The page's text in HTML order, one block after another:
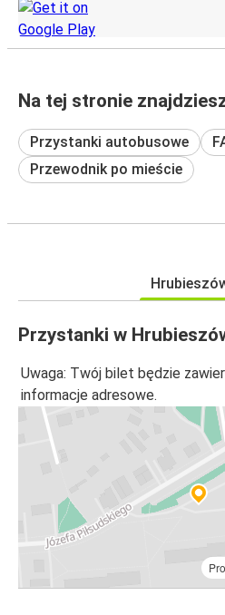
Na tej stronie
Przystanki autobusowe
Przewodnik po mieście
Przystanki w
Uwaga: Twój bilet będzie
informacje adresowe.